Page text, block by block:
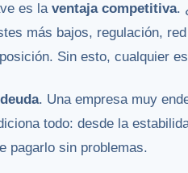
es la ventaja competitiva.
más bajos, regulación,
Sin esto, cualquier
deuda. Una empresa muy
todo: desde la
pagarlo sin problemas.